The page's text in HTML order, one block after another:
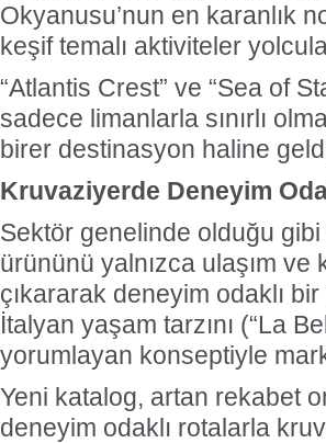
Okyanusu’nun en karanlık
keşif temalı aktiviteler
“Atlantis Crest” ve “Sea of
sadece limanlarla sınırlı
birer destinasyon haline
Kruvaziyerde Deneyim
Sektör genelinde olduğu
ürününü yalnızca ulaşım
çıkararak deneyim odaklı
İtalyan yaşam tarzını (“La
yorumlayan konseptiyle
Yeni katalog, artan rekabet
deneyim odaklı rotalarla